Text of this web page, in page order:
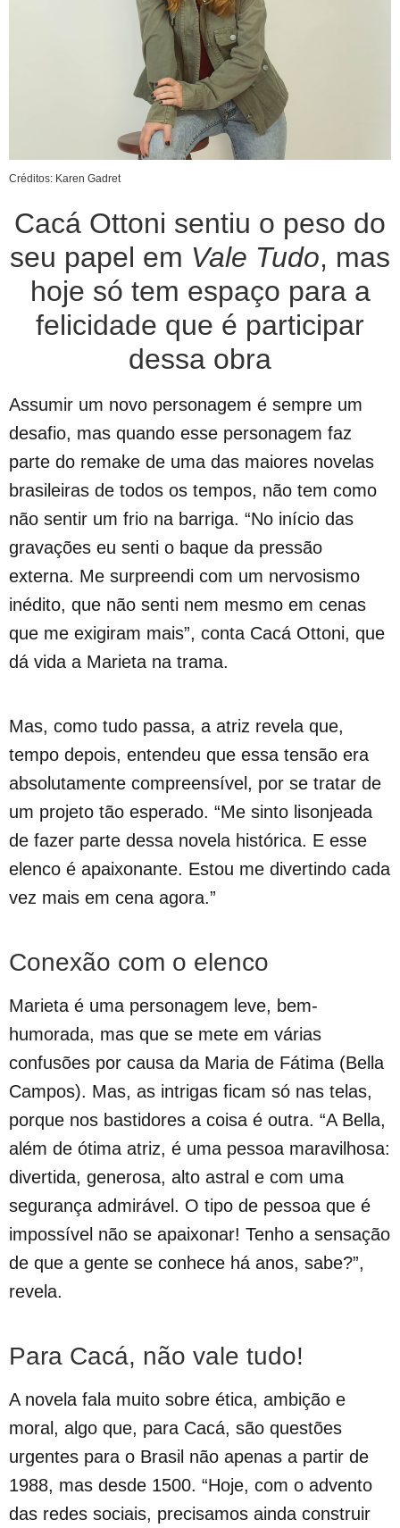
Créditos: Karen Gadret
Cacá Ottoni sentiu o peso do
seu papel em Vale Tudo, mas
hoje só tem espaço para a
felicidade que é participar
dessa obra
Assumir um novo personagem é sempre um
desafio, mas quando esse personagem faz
parte do remake de uma das maiores novelas
brasileiras de todos os tempos, não tem como
não sentir um frio na barriga. “No início das
gravações eu senti o baque da pressão
externa. Me surpreendi com um nervosismo
inédito, que não senti nem mesmo em cenas
que me exigiram mais”, conta Cacá Ottoni, que
dá vida a Marieta na trama.
Mas, como tudo passa, a atriz revela que,
tempo depois, entendeu que essa tensão era
absolutamente compreensível, por se tratar de
um projeto tão esperado. “Me sinto lisonjeada
de fazer parte dessa novela histórica. E esse
elenco é apaixonante. Estou me divertindo cada
vez mais em cena agora.”
Conexão com o elenco
Marieta é uma personagem leve, bem-
humorada, mas que se mete em várias
confusões por causa da Maria de Fátima (Bella
Campos). Mas, as intrigas ficam só nas telas,
porque nos bastidores a coisa é outra. “A Bella,
além de ótima atriz, é uma pessoa maravilhosa:
divertida, generosa, alto astral e com uma
segurança admirável. O tipo de pessoa que é
impossível não se apaixonar! Tenho a sensação
de que a gente se conhece há anos, sabe?”,
revela.
Para Cacá, não vale tudo!
A novela fala muito sobre ética, ambição e
moral, algo que, para Cacá, são questões
urgentes para o Brasil não apenas a partir de
1988, mas desde 1500. “Hoje, com o advento
das redes sociais, precisamos ainda construir